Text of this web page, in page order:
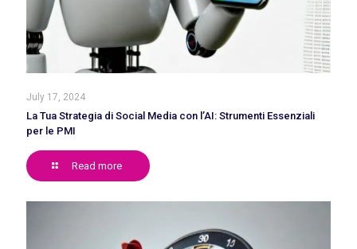
July 17, 2024
La Tua Strategia di Social Media con l’AI: Strumenti Essenziali
per le PMI
Read more